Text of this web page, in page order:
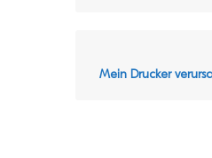
Mein Dru­cker